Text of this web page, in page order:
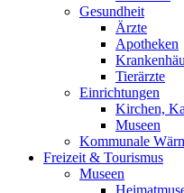
Gesundheit
Ärzte
Apotheken
Tierärzte
Einrichtungen
Kirchen,
Museen
Kommunale
Freizeit & Tourismus
Museen